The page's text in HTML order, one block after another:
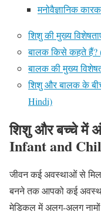
मनोवैज्ञानिक कारक
शिशु की मुख्य
बालक किसे कहते हैं?
बालक की मुख्य
शिशु और बालक के
Hindi)
शिशु और बच्चे में
Infant and
जीवन कई अवस्थाओं से
बनने तक आपको कई
मेडिकल में अलग-अलग नामों